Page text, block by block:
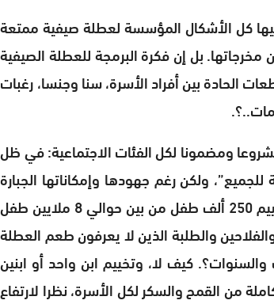
كل الأشكال المؤسسة لعطلة صيفية ممتعة
بل إن فكرة البرمجة للعطلة الصيفية
الحادة بين أفراد الأسرة، سنا وجنسا، رغبات
ومضمونا لكل الفئات الاجتماعية: في ظل
ولكن رغم جهودها وإمكاناتها الجبارة
في المجال فهي لا تستطيع بشكل من الأشكال، سوى تخييم 250 ألف طفل من بين حوالي 8 ملايين طفل
العمال والفلاحين والطلبة الذين لا يعرفون طعم العطلة
والسنوات؟. كيف لا، وتخييم ابن واحد أو ابنين
من القمح والسكر لكل الأسرة، نظرا لارتفاع